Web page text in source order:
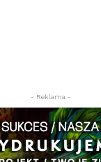
- Reklama -